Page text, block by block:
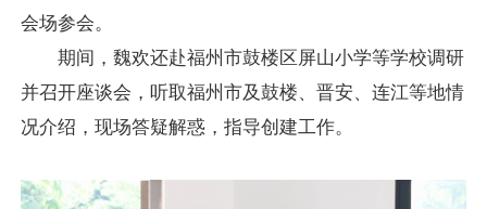
会场参会。
期间，魏欢还赴福州市鼓楼区屏山小学等学校调研
并召开座谈会，听取福州市及鼓楼、晋安、连江等地情
况介绍，现场答疑解惑，指导创建工作。